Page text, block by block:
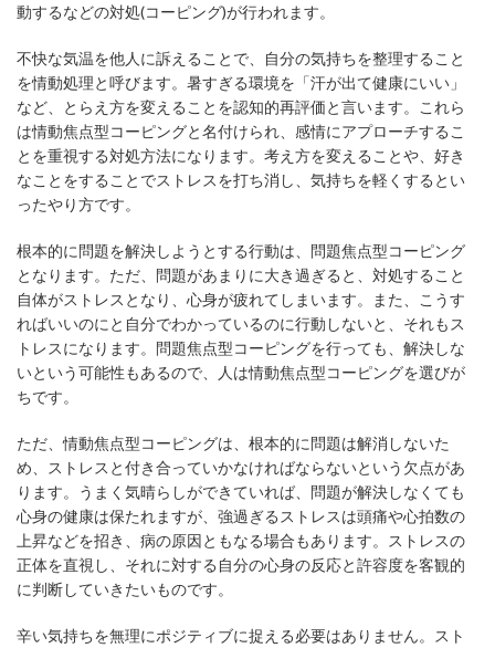
動するなどの対処(コーピング)が行われます。
不快な気温を他人に訴えることで、自分の気持ちを整理すること
を情動処理と呼びます。暑すぎる環境を「汗が出て健康にいい」
など、とらえ方を変えることを認知的再評価と言います。これら
は情動焦点型コーピングと名付けられ、感情にアプローチするこ
とを重視する対処方法になります。考え方を変えることや、好き
なことをすることでストレスを打ち消し、気持ちを軽くするとい
ったやり方です。
根本的に問題を解決しようとする行動は、問題焦点型コーピング
となります。ただ、問題があまりに大き過ぎると、対処すること
自体がストレスとなり、心身が疲れてしまいます。また、こうす
ればいいのにと自分でわかっているのに行動しないと、それもス
トレスになります。問題焦点型コーピングを行っても、解決しな
いという可能性もあるので、人は情動焦点型コーピングを選びが
ちです。
ただ、情動焦点型コーピングは、根本的に問題は解消しないた
め、ストレスと付き合っていかなければならないという欠点があ
ります。うまく気晴らしができていれば、問題が解決しなくても
心身の健康は保たれますが、強過ぎるストレスは頭痛や心拍数の
上昇などを招き、病の原因ともなる場合もあります。ストレスの
正体を直視し、それに対する自分の心身の反応と許容度を客観的
に判断していきたいものです。
辛い気持ちを無理にポジティブに捉える必要はありません。スト